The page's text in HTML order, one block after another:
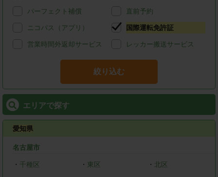
パーフェクト補償 直前予約
ニコパス（アプリ） 国際運転免許証
営業時間外返却サービス レッカー搬送サービス
絞り込む
エリアで探す
愛知県
名古屋市
・ 千種区 ・ 東区 ・ 北区